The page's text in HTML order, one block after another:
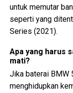
untuk memutar
seperti yang
Series (2021).
Apa yang harus
mati?
Jika baterai BMW
menghidupkan